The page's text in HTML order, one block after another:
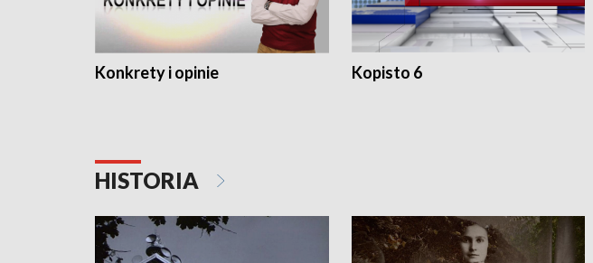
Konkrety i opinie Kopisto 6
HISTORIA